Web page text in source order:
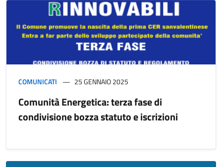
COMUNICATI 25 GENNAIO 2025
Comunità Energetica: terza fase di
condivisione bozza statuto e iscrizioni